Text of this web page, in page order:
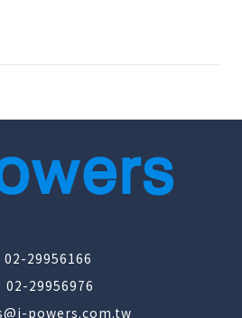
02-29956166
02-29956976
powers.com.tw